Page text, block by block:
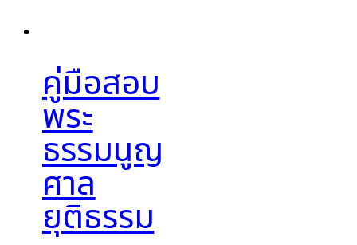
คู่มือสอบ
พระ
ธรรมนูญ
ศาล
ยุติธรรม